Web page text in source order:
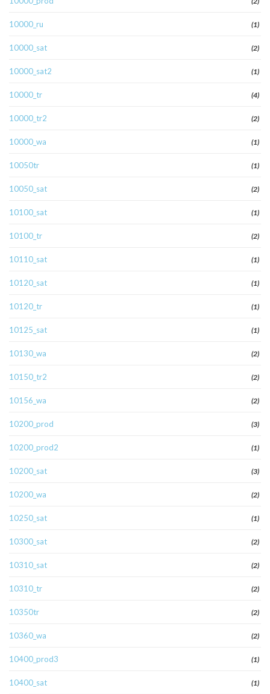
10000_ru (1)
10000_sat (2)
10000_sat2 (1)
10000_tr (4)
10000_tr2 (2)
10000_wa (1)
10050tr (1)
10050_sat (2)
10100_sat (1)
10100_tr (2)
10110_sat (1)
10120_sat (1)
10120_tr (1)
10125_sat (1)
10130_wa (2)
10150_tr2 (2)
10156_wa (2)
10200_prod (3)
10200_prod2 (1)
10200_sat (3)
10200_wa (2)
10250_sat (1)
10300_sat (2)
10310_sat (2)
10310_tr (2)
10350tr (2)
10360_wa (2)
10400_prod3 (1)
10400_sat (1)